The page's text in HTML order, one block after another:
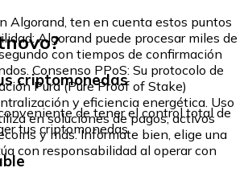
Algorand, ten en cuenta estos puntos
Algorand puede procesar miles de
con tiempos de confirmación
Consenso PPoS: Su protocolo de
Pura (Pure Proof of Stake)
y eficiencia energética. Uso
en soluciones de pagos, activos
y más. Infórmate bien, elige una
con responsabilidad al operar con
criptomonedas
de tener el control total de
tus criptomonedas.